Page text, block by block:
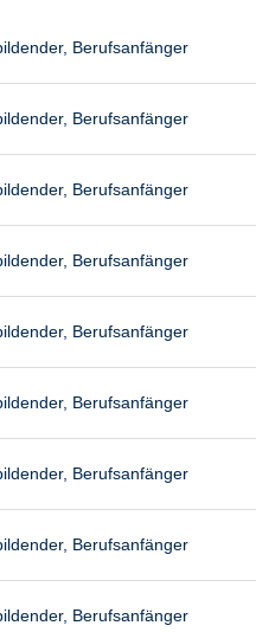
Berufsanfänger
Berufsanfänger
Berufsanfänger
Berufsanfänger
Berufsanfänger
Berufsanfänger
Berufsanfänger
Berufsanfänger
Berufsanfänger